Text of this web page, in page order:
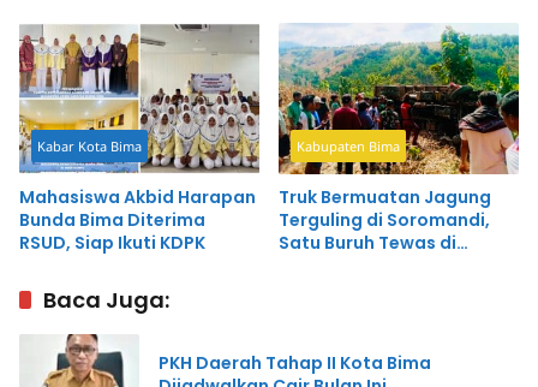
Kabar Kota Bima
Mahasiswa Akbid Harapan
Bunda Bima Diterima
RSUD, Siap Ikuti KDPK
Kabupaten Bima
Truk Bermuatan Jagung
Terguling di Soromandi,
Satu Buruh Tewas di
Baca Juga:
PKH Daerah Tahap II Kota Bima